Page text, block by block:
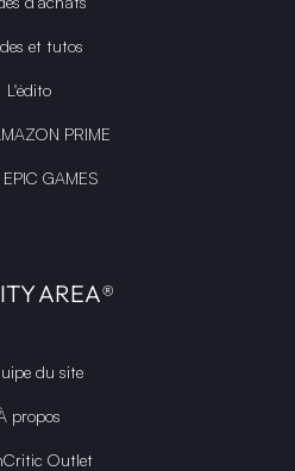
et tutos
L'édito
PRIME
GAMES
AREA®
du site
propos
Outlet